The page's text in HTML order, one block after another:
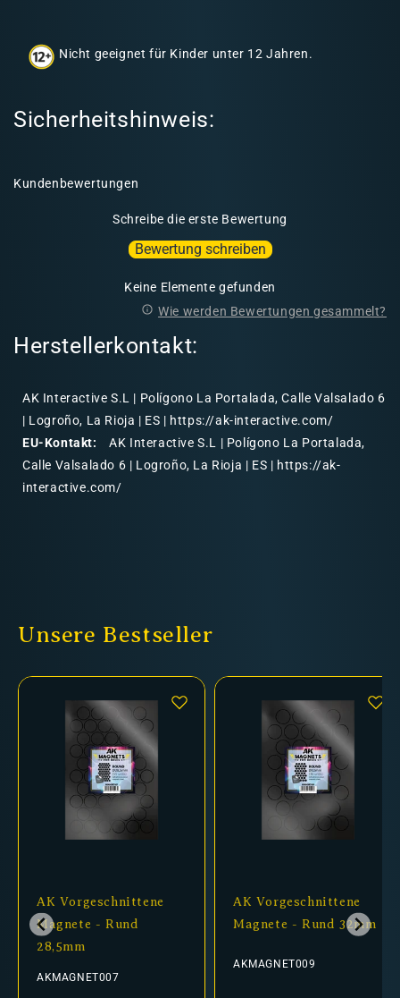
Nicht geeignet für Kinder unter 12 Jahren.
Sicherheitshinweis:
Kundenbewertungen
Schreibe die erste Bewertung
Bewertung schreiben
Keine Elemente gefunden
Wie werden Bewertungen gesammelt?
Herstellerkontakt:
AK Interactive S.L | Polígono La Portalada, Calle Valsalado 6
| Logroño, La Rioja | ES | https://ak-interactive.com/
EU-Kontakt:
AK Interactive S.L | Polígono La Portalada,
Calle Valsalado 6 | Logroño, La Rioja | ES | https://ak-
interactive.com/
Unsere Bestseller
AK Vorgeschnittene
Magnete - Rund
28,5mm
AKMAGNET007
AK Vorgeschnittene
Magnete - Rund 32mm
AKMAGNET009